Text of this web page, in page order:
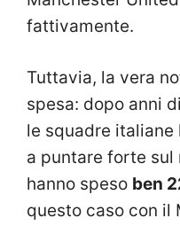
fattivamente.
Tuttavia, la vera
spesa: dopo anni
le squadre italiane
a puntare forte sul
hanno speso ben
questo caso con il